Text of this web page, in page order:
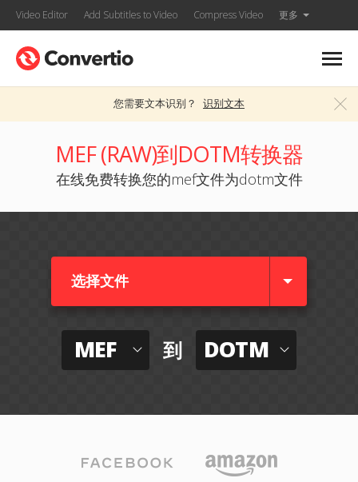
Video Editor Add Subtitles to Video Compress Video 更多
您需要文本识别？ 识别文本
MEF (RAW)到DOTM转换器
在线免费转换您的mef文件为dotm文件
选择文件
MEF 到 DOTM